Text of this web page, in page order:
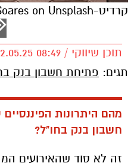
קרדיט-Photo by Eduardo Soares on Unsplash
תוכן שיווקי / 08:49 02.05.25
תגים: פתיחת חשבון בנק
מהם היתרונות
חשבון בנק בחו"ל?
זה לא סוד שהאירועים